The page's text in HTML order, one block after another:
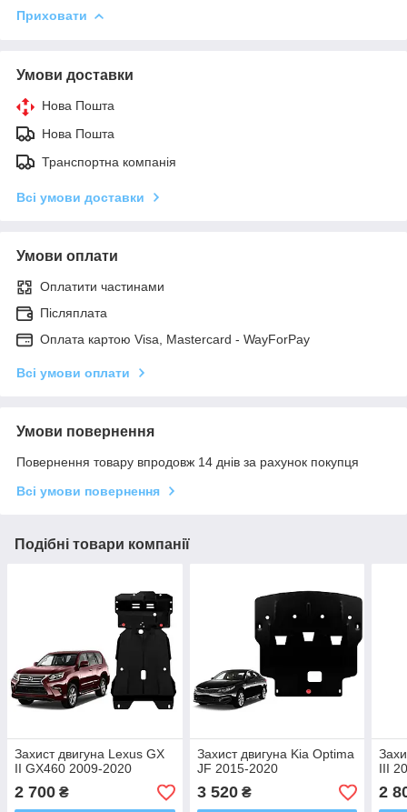
Приховати
Умови доставки
Нова Пошта
Нова Пошта
Транспортна компанія
Всі умови доставки
Умови оплати
Оплатити частинами
Післяплата
Оплата картою Visa, Mastercard - WayForPay
Всі умови оплати
Умови повернення
Повернення товару впродовж 14 днів за рахунок покупця
Всі умови повернення
Подібні товари компанії
Захист двигуна Lexus GX
II GX460 2009-2020
2 700 ₴
Захист двигуна Kia Optima
JF 2015-2020
3 520₴
III
2